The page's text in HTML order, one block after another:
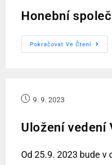
Honební
Pokračovat Ve Čtení
9. 9. 2023
Uložení vedení
Od 25.9. 2023 bude v